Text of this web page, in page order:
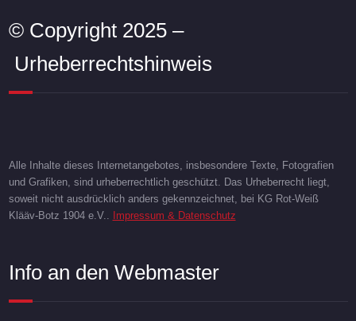
© Copyright 2025 –
Urheberrechtshinweis
Alle Inhalte dieses Internetangebotes, insbesondere Texte, Fotografien
und Grafiken, sind urheberrechtlich geschützt. Das Urheberrecht liegt,
soweit nicht ausdrücklich anders gekennzeichnet, bei KG Rot-Weiß
Klääv-Botz 1904 e.V..
Impressum & Datenschutz
Info an den Webmaster